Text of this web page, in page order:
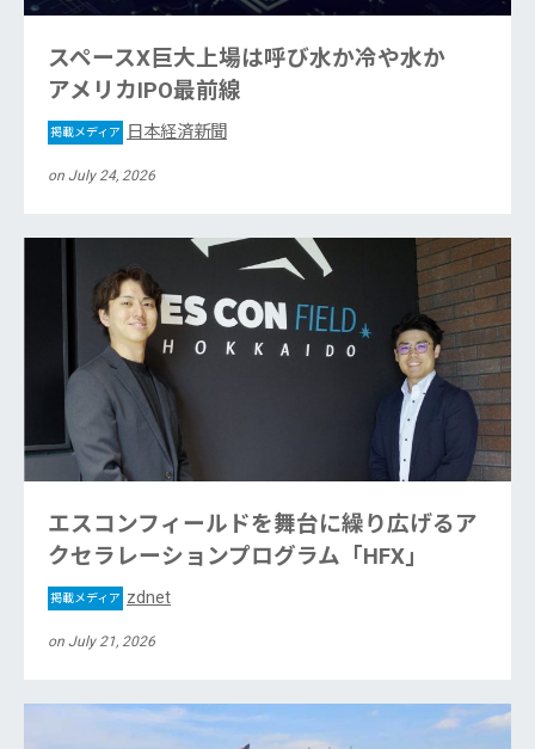
スペースX巨大上場は呼び水か冷や水か
アメリカIPO最前線
掲載メディア 日本経済新聞
on July 24, 2026
エスコンフィールドを舞台に繰り広げるア
クセラレーションプログラム「HFX」
掲載メディア zdnet
on July 21, 2026